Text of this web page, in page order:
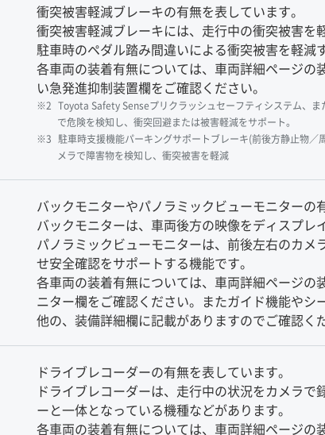
衝突被害軽減ブレーキの有無を表しています。
衝突被害軽減ブレーキには、走行中の衝突被害を
駐車時のペダル踏み間違いによる衝突被害を軽減
各車両の装着有無については、車両詳細ページ
い急発進抑制装置欄をご確認ください。
Toyota Safety Senseプリクラッシュセーフティシステム、
で危険を検知し、衝突回避または被害軽減をサポート。
駐車時支援機能パーキングサポートブレーキ(前後方静止物
メラで障害物を検知し、衝突被害を軽減
バックモニターやパノラミックビューモニターの
バックモニターは、車両後方の映像をディスプレ
パノラミックビューモニターは、前後左右のカ
せ安全確認をサポートする機能です。
各車両の装着有無については、車両詳細ページ
ニター欄をご確認ください。またガイド機能や
他の、装備詳細欄に記載がありますのでご確認く
ドライブレコーダーの有無を表しています。
ドライブレコーダーは、走行中の状況をカメラ
ーと一体となっている機種などがあります。
各車両の装着有無については、車両詳細ページの